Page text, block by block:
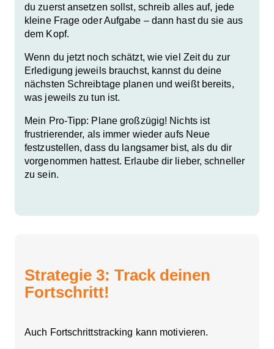
du zuerst ansetzen sollst, schreib alles auf, jede
kleine Frage oder Aufgabe – dann hast du sie aus
dem Kopf.
Wenn du jetzt noch schätzt, wie viel Zeit du zur
Erledigung jeweils brauchst, kannst du deine
nächsten Schreibtage planen und weißt bereits,
was jeweils zu tun ist.
Mein Pro-Tipp: Plane großzügig! Nichts ist
frustrierender, als immer wieder aufs Neue
festzustellen, dass du langsamer bist, als du dir
vorgenommen hattest. Erlaube dir lieber, schneller
zu sein.
Strategie 3: Track deinen
Fortschritt!
Auch Fortschrittstracking kann motivieren.